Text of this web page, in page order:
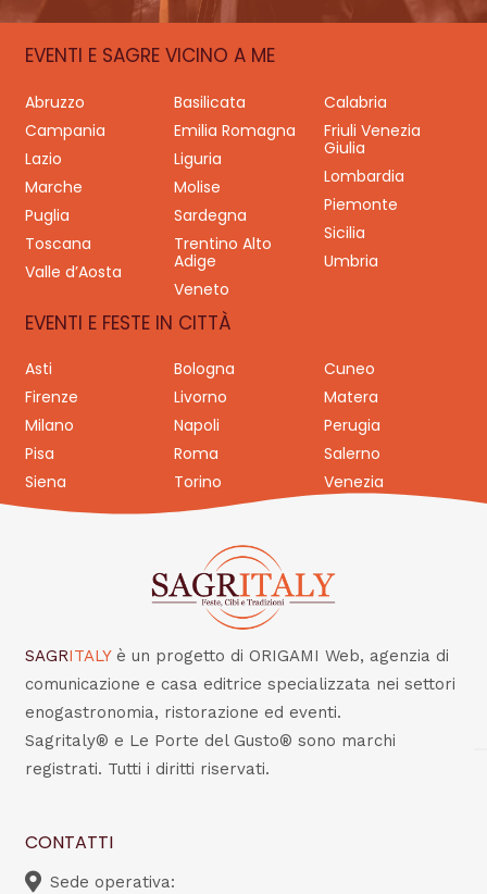
EVENTI E SAGRE VICINO A ME
Abruzzo Basilicata
Calabria
Campania
Emilia Romagna
Friuli Venezia
Giulia
Lazio
Liguria
Lombardia
Marche
Molise
Piemonte
Puglia
Sardegna
Sicilia
Toscana
Trentino Alto
Adige
Umbria
Valle d’Aosta
Veneto
EVENTI E FESTE IN CITTÀ
Asti Bologna
Cuneo
Firenze
Livorno
Matera
Milano
Napoli
Perugia
Pisa
Roma
Salerno
Siena
Torino Venezia
SAGRITALY è un progetto di ORIGAMI Web, agenzia di
comunicazione e casa editrice specializzata nei settori
enogastronomia, ristorazione ed eventi.
Sagritaly® e Le Porte del Gusto® sono marchi
registrati. Tutti i diritti riservati.
CONTATTI
Sede operativa: